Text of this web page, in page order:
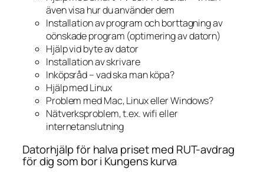
även visa hur du använder dem
Installation av program och borttagning av
oönskade program (optimering av datorn)
Hjälp vid byte av dator
Installation av skrivare
Inköpsråd – vad ska man köpa?
Hjälp med Linux
Problem med Mac, Linux eller Windows?
Nätverksproblem, t.ex. wifi eller
internetanslutning
Datorhjälp för halva priset med RUT-avdrag
för dig som bor i Kungens kurva